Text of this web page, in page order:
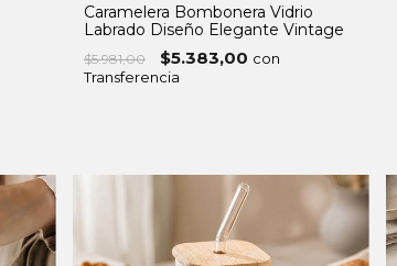
Caramelera Bombonera Vidrio
Labrado Diseño Elegante Vintage
$5.981,00 $5.383,00 con
Transferencia